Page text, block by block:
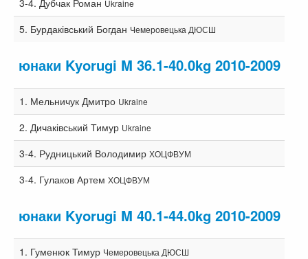
Ukraine
5. Бурдаківський Богдан Чемеровецька ДЮСШ
юнаки Kyorugi M 36.1-40.0kg 2010-2009
1. Мельничук Дмитро Ukraine
2. Дичаківський Тимур Ukraine
3-4. Рудницький Володимир ХОЦФВУМ
3-4. Гулаков Артем ХОЦФВУМ
юнаки Kyorugi M 40.1-44.0kg 2010-2009
1. Гуменюк Тимур Чемеровецька ДЮСШ